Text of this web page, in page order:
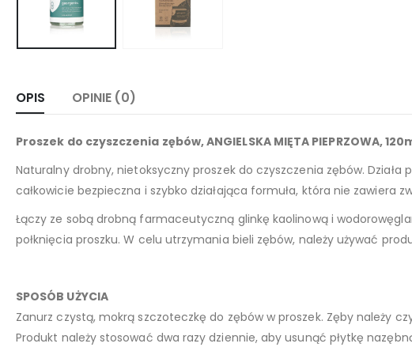
OPIS OPINIE (0)
Proszek do czyszczenia zębów, ANGIELSKA MIĘTA PIEPRZOWA,
Naturalny drobny, nietoksyczny proszek do czyszczenia zębów.
całkowicie bezpieczna i szybko działająca formuła, która nie zawiera
Łączy ze sobą drobną farmaceutyczną glinkę kaolinową i
połknięcia proszku. W celu utrzymania bieli zębów, należy używać
SPOSÓB UŻYCIA
Zanurz czystą, mokrą szczoteczkę do zębów w proszek. Zęby należy
Produkt należy stosować dwa razy dziennie, aby usunąć płytkę